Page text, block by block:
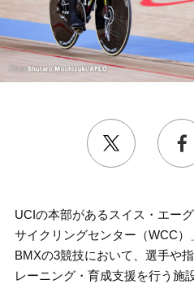
UCIの本部があるスイス・エー
サイクリングセンター（WCC）
BMXの3競技において、選手や
レーニング・育成支援を行う施設